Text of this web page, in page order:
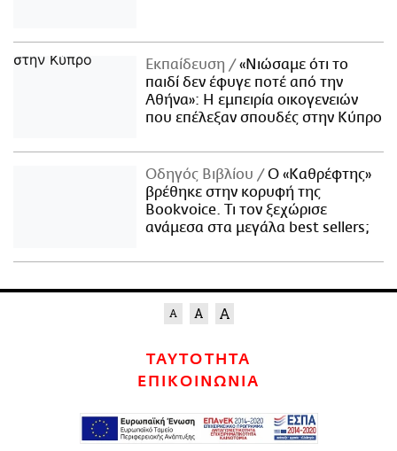
Εκπαίδευση
«Νιώσαμε ότι το
παιδί δεν έφυγε ποτέ από την
Αθήνα»: Η εμπειρία οικογενειών
που επέλεξαν σπουδές στην Κύπρο
Οδηγός Βιβλίου
Ο «Καθρέφτης»
βρέθηκε στην κορυφή της
Bookvoice. Τι τον ξεχώρισε
ανάμεσα στα μεγάλα best sellers;
ΤΑΥΤΟΤΗΤΑ
ΕΠΙΚΟΙΝΩΝΙΑ